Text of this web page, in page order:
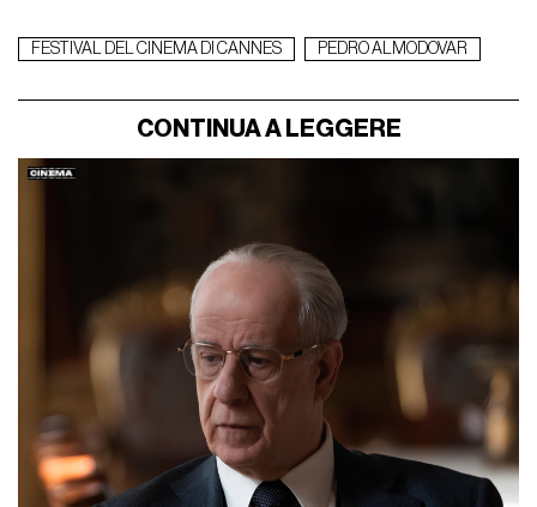
FESTIVAL DEL CINEMA DI CANNES PEDRO ALMODOVAR
CONTINUA A LEGGERE